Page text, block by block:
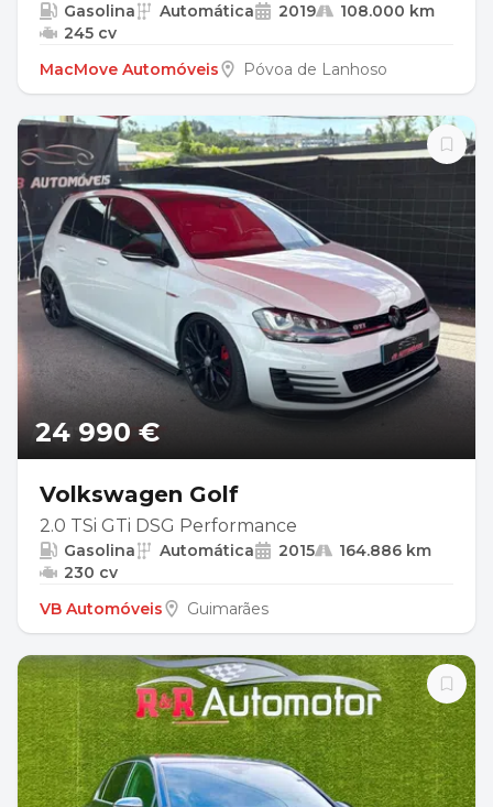
Gasolina Automática 2019
108.000 km
245 cv
MacMove Automóveis
Póvoa de Lanhoso
24 990 €
Volkswagen Golf
2.0 TSi GTi DSG Performance
Gasolina Automática 2015
164.886 km
230 cv
VB Automóveis
Guimarães